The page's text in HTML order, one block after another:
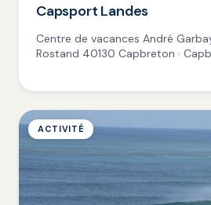
Capsport Landes
Centre de vacances André
Rostand 40130 Capbreton ·
ACTIVITÉ